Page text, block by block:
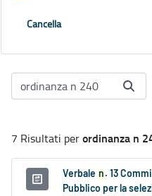
Cancella
7 Risultati perordinanza n
Verbale n . 13
Pubblico per la